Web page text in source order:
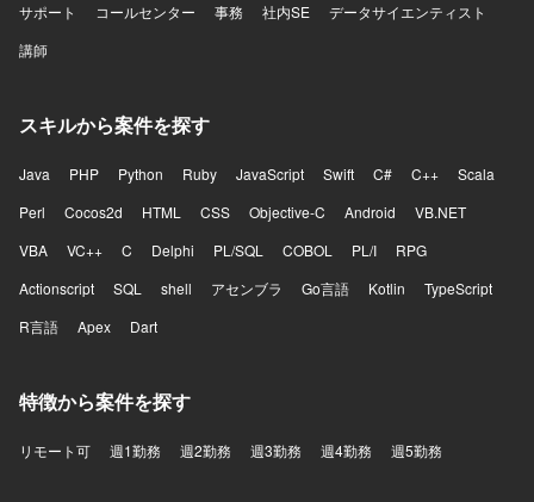
サポート
コールセンター 事務 社内SE
データサイエンティスト
講師
スキルから案件を探す
Java PHP Python Ruby JavaScript Swift C# C++
Scala
Perl
Cocos2d HTML CSS Objective-C Android
VB.NET
VBA
VC++ C Delphi PL/SQL COBOL PL/I
RPG
Actionscript
SQL shell アセンブラ Go言語 Kotlin
TypeScript
R言語
Apex Dart
特徴から案件を探す
リモート可 週1勤務 週2勤務 週3勤務 週4勤務 週5勤務